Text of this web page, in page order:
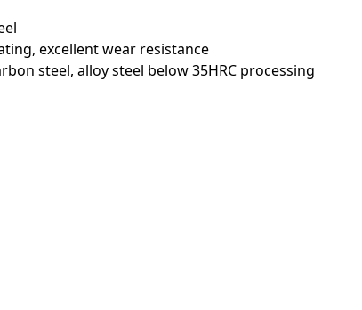
excellent wear resistance
steel, alloy steel below 35HRC processing